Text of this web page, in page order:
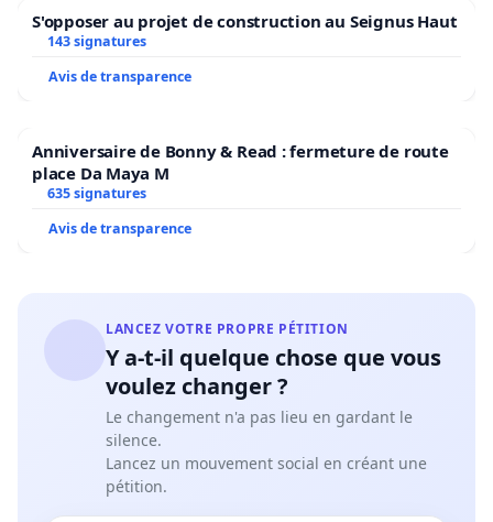
S'opposer au projet de construction au Seignus Haut
143 signatures
Avis de transparence
Anniversaire de Bonny & Read : fermeture de route
place Da Maya M
635 signatures
Avis de transparence
LANCEZ VOTRE PROPRE PÉTITION
Y a-t-il quelque chose que vous
voulez changer ?
Le changement n'a pas lieu en gardant le
silence.
Lancez un mouvement social en créant une
pétition.